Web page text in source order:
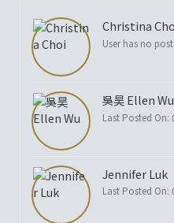
Christina
User has no
吳昊 Ellen Wu
Last Posted On:
Jennifer Luk
Last Posted On: